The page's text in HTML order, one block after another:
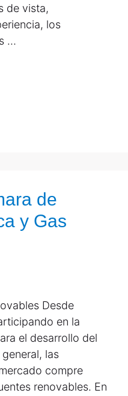
de vista,
los
…
de
y Gas
Desde
en la
el desarrollo del
las
compre
renovables. En